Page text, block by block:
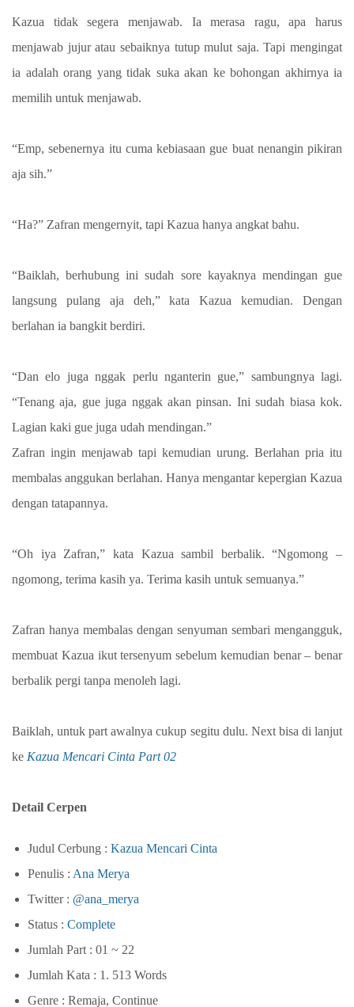
Kazua tidak segera menjawab. Ia merasa ragu, apa harus
menjawab jujur atau sebaiknya tutup mulut saja. Tapi mengingat
ia adalah orang yang tidak suka akan ke bohongan akhirnya ia
memilih untuk menjawab.
“Emp, sebenernya itu cuma kebiasaan gue buat nenangin pikiran
aja sih.”
“Ha?” Zafran mengernyit, tapi Kazua hanya angkat bahu.
“Baiklah, berhubung ini sudah sore kayaknya mendingan gue
langsung pulang aja deh,” kata Kazua kemudian. Dengan
berlahan ia bangkit berdiri.
“Dan elo juga nggak perlu nganterin gue,” sambungnya lagi.
“Tenang aja, gue juga nggak akan pinsan. Ini sudah biasa kok.
Lagian kaki gue juga udah mendingan.”
Zafran ingin menjawab tapi kemudian urung. Berlahan pria itu
membalas anggukan berlahan. Hanya mengantar kepergian Kazua
dengan tatapannya.
“Oh iya Zafran,” kata Kazua sambil berbalik. “Ngomong –
ngomong, terima kasih ya. Terima kasih untuk semuanya.”
Zafran hanya membalas dengan senyuman sembari mengangguk,
membuat Kazua ikut tersenyum sebelum kemudian benar – benar
berbalik pergi tanpa menoleh lagi.
Baiklah, untuk part awalnya cukup segitu dulu. Next bisa di lanjut
ke Kazua Mencari Cinta Part 02
Detail Cerpen
Judul Cerbung : Kazua Mencari Cinta
Penulis : Ana Merya
Twitter : @ana_merya
Status : Complete
Jumlah Part : 01 ~ 22
Jumlah Kata : 1. 513 Words
Genre : Remaja, Continue